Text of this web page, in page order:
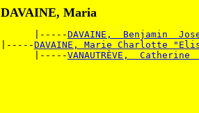
DAVAINE, Maria
      |-----
DAVAINE,  Benjamin
|-----DAVAINE, Marie Charlotte
      |-----
VANAUTRÈVE,  Catherine